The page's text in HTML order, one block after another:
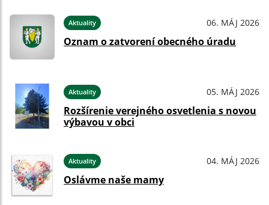
Aktuality 06. MÁJ 2026
Oznam o zatvorení obecného úradu
Aktuality 05. MÁJ 2026
Rozšírenie verejného osvetlenia s novou
výbavou v obci
Aktuality 04. MÁJ 2026
Oslávme naše mamy